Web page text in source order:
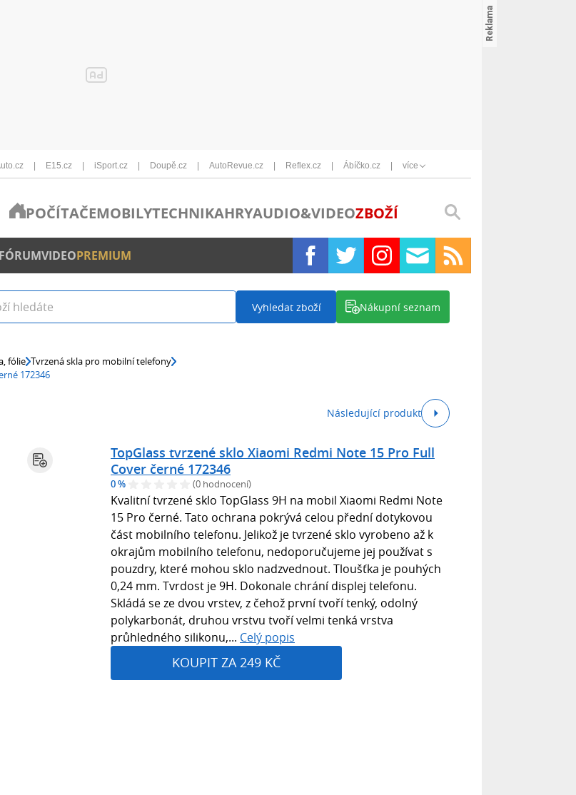
E15.cz iSport.cz Doupě.cz AutoRevue.cz Reflex.cz Ábíčko.cz více
POČÍTAČEMOBILYTECHNIKAHRYAUDIO&VIDEOZBOŽÍ
VIDEOPREMIUM
Vyhledat zboží Nákupní seznam
fólie Tvrzená skla pro mobilní telefony
172346
Následující produkt
TopGlass tvrzené sklo Xiaomi Redmi Note 15 Pro Full
Cover černé 172346
0 % (0 hodnocení)
Kvalitní tvrzené sklo TopGlass 9H na mobil Xiaomi Redmi Note
15 Pro černé. Tato ochrana pokrývá celou přední dotykovou
část mobilního telefonu. Jelikož je tvrzené sklo vyrobeno až k
okrajům mobilního telefonu, nedoporučujeme jej používat s
pouzdry, které mohou sklo nadzvednout. Tloušťka je pouhých
0,24 mm. Tvrdost je 9H. Dokonale chrání displej telefonu.
Skládá se ze dvou vrstev, z čehož první tvoří tenký, odolný
polykarbonát, druhou vrstvu tvoří velmi tenká vrstva
průhledného silikonu,... Celý popis
KOUPIT ZA 249 KČ